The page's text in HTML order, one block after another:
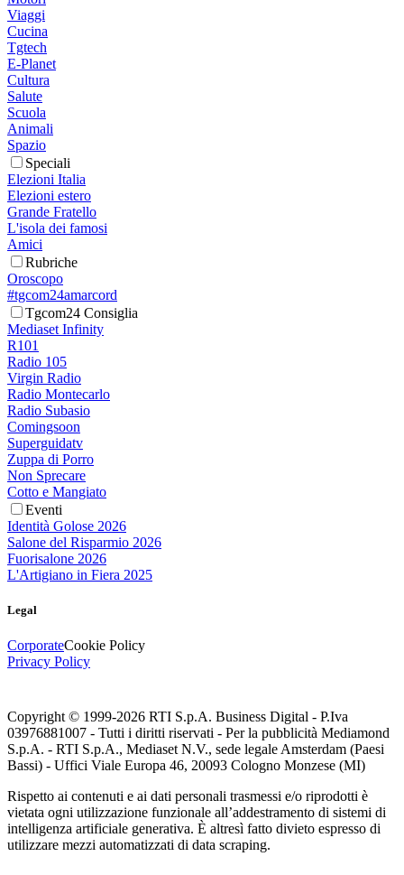
Viaggi
Cucina
Tgtech
E-Planet
Cultura
Salute
Scuola
Animali
Spazio
Speciali
Elezioni Italia
Elezioni estero
Grande Fratello
L'isola dei famosi
Amici
Rubriche
Oroscopo
#tgcom24amarcord
Tgcom24 Consiglia
Mediaset Infinity
R101
Radio 105
Virgin Radio
Radio Montecarlo
Radio Subasio
Comingsoon
Superguidatv
Zuppa di Porro
Non Sprecare
Cotto e Mangiato
Eventi
Identità Golose 2026
Salone del Risparmio 2026
Fuorisalone 2026
L'Artigiano in Fiera 2025
Legal
CorporateCookie Policy
Privacy Policy
Copyright © 1999-2026 RTI S.p.A. Business Digital - P.Iva
03976881007 - Tutti i diritti riservati - Per la pubblicità Mediamond
S.p.A. - RTI S.p.A., Mediaset N.V., sede legale Amsterdam (Paesi
Bassi) - Uffici Viale Europa 46, 20093 Cologno Monzese (MI)
Rispetto ai contenuti e ai dati personali trasmessi e/o riprodotti è
vietata ogni utilizzazione funzionale all’addestramento di sistemi di
intelligenza artificiale generativa. È altresì fatto divieto espresso di
utilizzare mezzi automatizzati di data scraping.